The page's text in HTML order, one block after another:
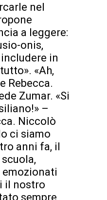
nel
a leggere:
onis,
in
«Ah,
Rebecca.
Zumar. «Si
–
Niccolò
ci siamo
anni fa, il
il nostro
sempre